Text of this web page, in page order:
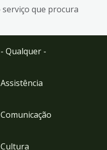
que procura
- Qualquer -
Assistência
Comunicação
Cultura